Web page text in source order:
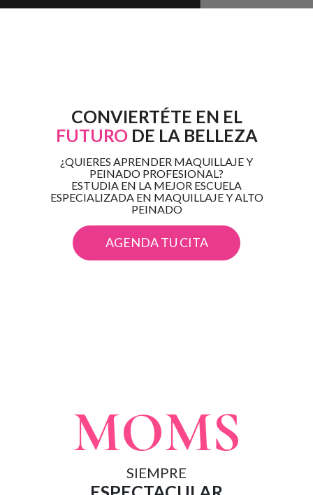
CONVIERTÉTE EN EL
FUTURODE LA BELLEZA
¿QUIERES APRENDER MAQUILLAJE Y
PEINADO PROFESIONAL?
ESTUDIA EN LA MEJOR ESCUELA
ESPECIALIZADA EN MAQUILLAJE Y ALTO
PEINADO
AGENDA TU CITA
MOMS
SIEMPRE